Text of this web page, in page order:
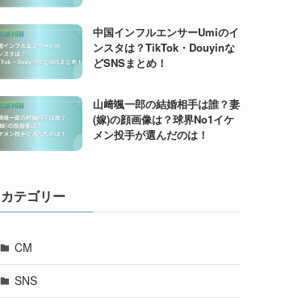
中国インフルエンサーUmiのイ
ンスタは？TikTok・Douyinな
どSNSまとめ！
山﨑颯一郎の結婚相手は誰？妻
(嫁)の顔画像は？球界No1イケ
メン投手が選んだのは！
カテゴリー
CM
SNS